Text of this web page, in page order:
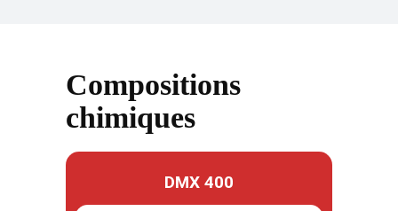
Compositions
chimiques
DMX 400